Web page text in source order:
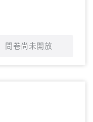
問卷尚未開放